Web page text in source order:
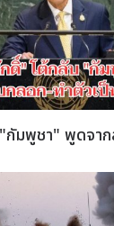
มพูชา" พูดจาก